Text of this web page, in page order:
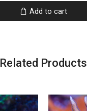
Add to cart
Related Products